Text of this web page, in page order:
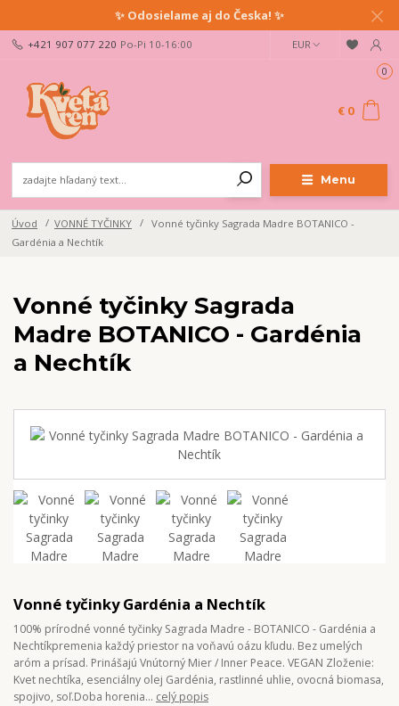
✨ Odosielame aj do Česka! ✨
Menu
EUR
+421 907 077 220 Po-Pi 10-16:00
0
€ 0
Úvod VONNÉ TYČINKY
Vonné tyčinky Sagrada Madre BOTANICO -
Gardénia a Nechtík
Vonné tyčinky Sagrada
Madre BOTANICO - Gardénia
a Nechtík
Vonné tyčinky Gardénia a Nechtík
100% prírodné vonné tyčinky Sagrada Madre - BOTANICO - Gardénia a
Nechtíkpremenia každý priestor na voňavú oázu kľudu. Bez umelých
aróm a prísad. Prinášajú Vnútorný Mier / Inner Peace. VEGAN Zloženie:
Kvet nechtíka, esenciálny olej Gardénia, rastlinné uhlie, ovocná biomasa,
spojivo, soľ.Doba horenia... celý popis